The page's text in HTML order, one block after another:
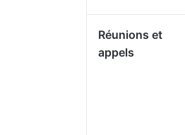
Réunions et
appels